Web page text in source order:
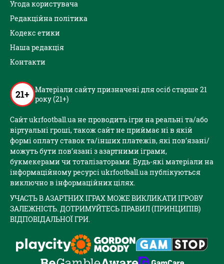
Угода користувача
Редакційна політика
Кодекс етики
Наша редакція
Контакти
21+ Матеріали сайту призначені для осіб старше 21
року (21+)
Сайт ukrfootball.ua не проводить ігри на реальні та/або
віртуальні гроші, також сайт не приймає ні в якій
формі оплату ставок та/інших платежів, які пов’язані/
можуть бути пов’язані з азартними іграми,
букмекерами чи тоталізаторами. Будь-які матеріали на
інформаційному ресурсі ukrfootball.ua публікуються
виключно в інформаційних цілях.
УЧАСТЬ В АЗАРТНИХ ІГРАХ МОЖЕ ВИКЛИКАТИ ІГРОВУ
ЗАЛЕЖНІСТЬ. ДОТРИМУЙТЕСЬ ПРАВИЛ (ПРИНЦИПІВ)
ВІДПОВІДАЛЬНОЇ ГРИ.